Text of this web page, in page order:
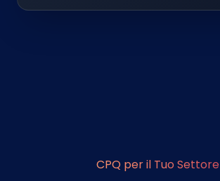
CPQ per il Tuo Settore